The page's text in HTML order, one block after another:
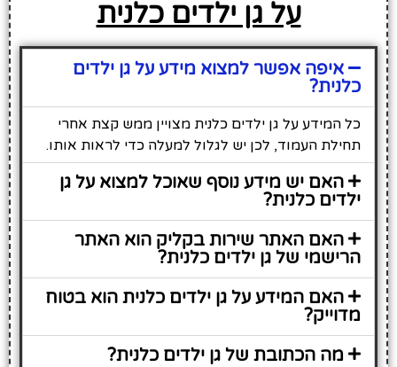
על גן ילדים כלנית
איפה אפשר למצוא מידע על גן ילדים
כלנית?
כל המידע על גן ילדים כלנית מצויין ממש קצת אחרי
תחילת העמוד, לכן יש לגלול למעלה כדי לראות אותו.
האם יש מידע נוסף שאוכל למצוא על גן
ילדים כלנית?
האם האתר שירות בקליק הוא האתר
הרישמי של גן ילדים כלנית?
האם המידע על גן ילדים כלנית הוא בטוח
מדוייק?
מה הכתובת של גן ילדים כלנית?